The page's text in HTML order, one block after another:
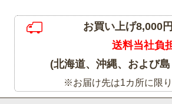
お買い上げ8,000
送料当社負
(北海道、沖縄、および
※お届け先は1カ所に限り